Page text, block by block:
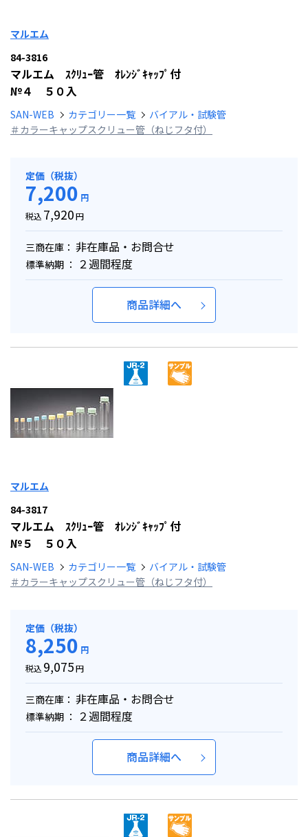
マルエム
84-3816
マルエム ｽｸﾘｭｰ管 ｵﾚﾝｼﾞｷｬｯﾌﾟ付
№４ ５０入
SAN-WEB カテゴリー一覧
バイアル・試験管
＃カラーキャップスクリュー管（ねじフタ付）
定価（税抜）
7,200 円
税込 7,920円
三商在庫： 非在庫品・お問合せ
標準納期 ： ２週間程度
商品詳細へ
マルエム
84-3817
マルエム ｽｸﾘｭｰ管 ｵﾚﾝｼﾞｷｬｯﾌﾟ付
№５ ５０入
SAN-WEB カテゴリー一覧
バイアル・試験管
＃カラーキャップスクリュー管（ねじフタ付）
定価（税抜）
8,250 円
税込 9,075円
三商在庫： 非在庫品・お問合せ
標準納期 ： ２週間程度
商品詳細へ